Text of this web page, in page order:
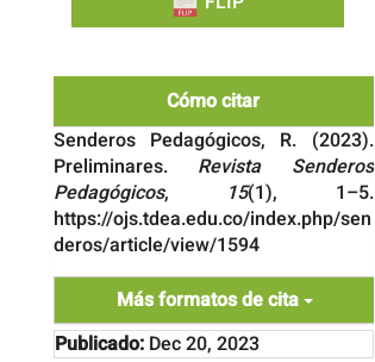
Cómo citar
Senderos Pedagógicos, R. (2023).
Preliminares. Revista Senderos
Pedagógicos, 15(1), 1–5.
https://ojs.tdea.edu.co/index.php/sen
deros/article/view/1594
Más formatos de cita
Publicado: Dec 20, 2023